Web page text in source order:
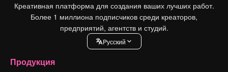
Креативная платформа для создания ваших лучших работ.
Более 1 миллиона подписчиков среди креаторов,
предприятий, агентств и студий.
Pусский
Продукция